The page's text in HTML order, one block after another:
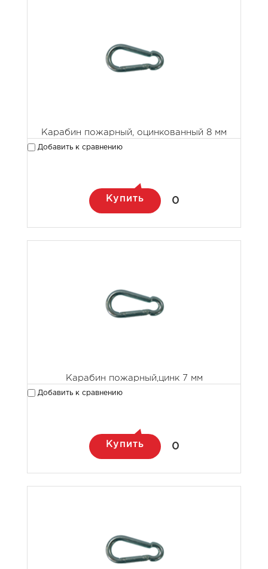
Карабин пожарный, оцинкованный 8 мм
Добавить к сравнению
Купить 0
Карабин пожарный,цинк 7 мм
Добавить к сравнению
Купить 0